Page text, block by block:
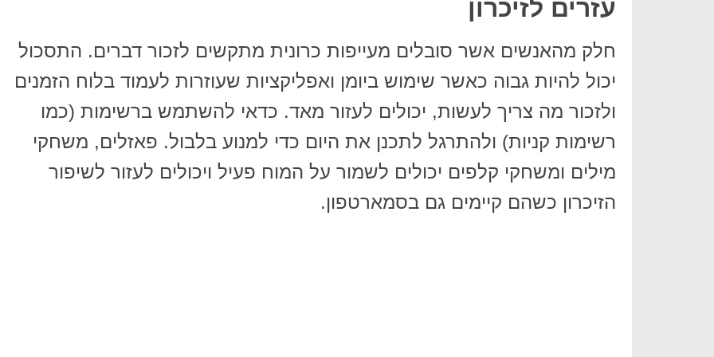
עזרים לזיכרון
חלק מהאנשים אשר סובלים מעייפות כרונית מתקשים לזכור דברים. התסכול
יכול להיות גבוה כאשר שימוש ביומן ואפליקציות שעוזרות לעמוד בלוח הזמנים
ולזכור מה צריך לעשות, יכולים לעזור מאד. כדאי להשתמש ברשימות (כמו
רשימות קניות) ולהתרגל לתכנן את היום כדי למנוע בלבול. פאזלים, משחקי
מילים ומשחקי קלפים יכולים לשמור על המוח פעיל ויכולים לעזור לשיפור
הזיכרון כשהם קיימים גם בסמארטפון.